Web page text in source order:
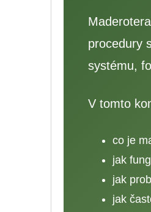
procedury
systému,
V tomto
co je
jak
jak
jak